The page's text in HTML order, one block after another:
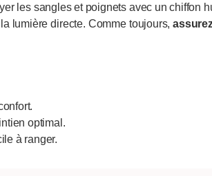
les sangles et poignets avec un chiffon
lumière directe. Comme toujours,
optimal.
à ranger.